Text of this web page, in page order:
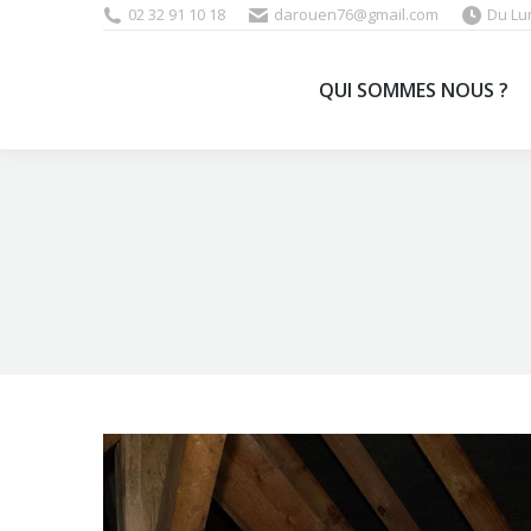
02 32 91 10 18 darouen76@gmail.com Du
QUI SOMMES NOUS ?
QUI